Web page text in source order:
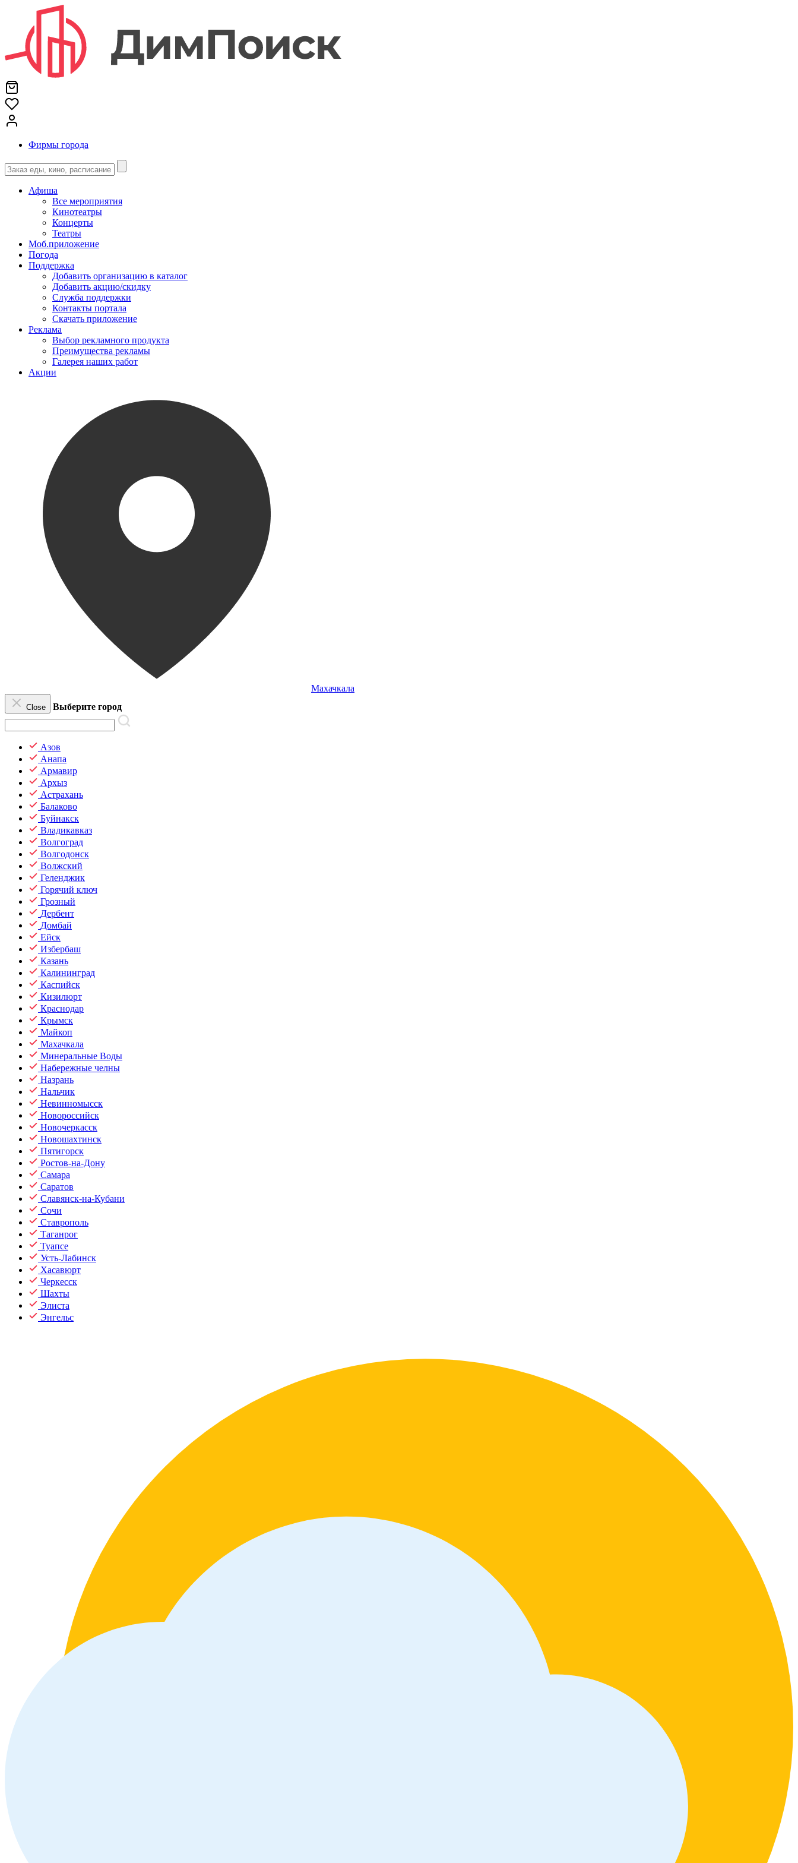
Фирмы города
Афиша
Все мероприятия
Кинотеатры
Концерты
Театры
Моб.приложение
Погода
Поддержка
Добавить организацию в каталог
Добавить акцию/скидку
Служба поддержки
Контакты портала
Скачать приложение
Реклама
Выбор рекламного продукта
Преимущества рекламы
Галерея наших работ
Акции
Махачкала
Close Выберите город
Азов
Анапа
Армавир
Архыз
Астрахань
Балаково
Буйнакск
Владикавказ
Волгоград
Волгодонск
Волжский
Геленджик
Горячий ключ
Грозный
Дербент
Домбай
Ейск
Избербаш
Казань
Калининград
Каспийск
Кизилюрт
Краснодар
Крымск
Майкоп
Махачкала
Минеральные Воды
Набережные челны
Назрань
Нальчик
Невинномысск
Новороссийск
Новочеркасск
Новошахтинск
Пятигорск
Ростов-на-Дону
Самара
Саратов
Славянск-на-Кубани
Сочи
Ставрополь
Таганрог
Туапсе
Усть-Лабинск
Хасавюрт
Черкесск
Шахты
Элиста
Энгельс